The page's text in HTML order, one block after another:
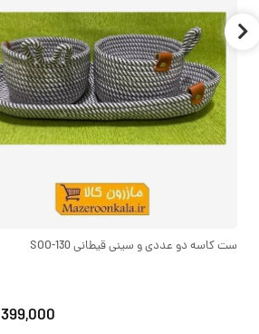
ست کاسه دو عددی و سینی قیطانی SOO-130
399,000